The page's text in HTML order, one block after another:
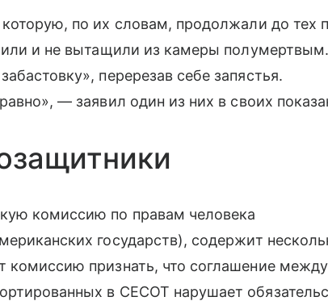
по их словам, продолжали до тех
и не вытащили из камеры полумертвым.
перерезав себе запястья.
— заявил один из них в своих
комиссию по правам человека
государств), содержит
комиссию признать, что соглашение между
в CECOT нарушает